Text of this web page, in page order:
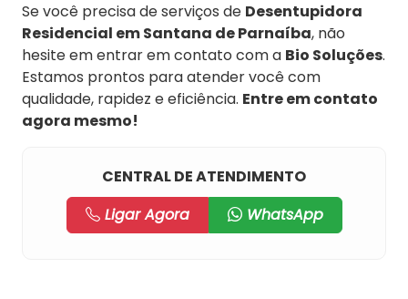
Se você precisa de serviços de Desentupidora
Residencial em Santana de Parnaíba, não
hesite em entrar em contato com a Bio Soluções.
Estamos prontos para atender você com
qualidade, rapidez e eficiência. Entre em contato
agora mesmo!
CENTRAL DE ATENDIMENTO
Ligar Agora
WhatsApp